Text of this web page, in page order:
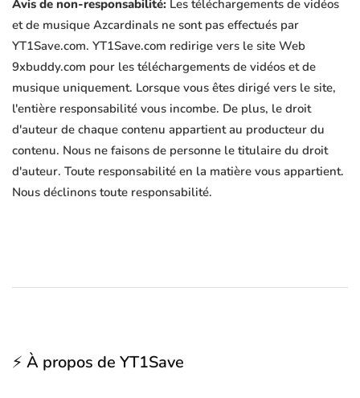
Avis de non-responsabilité: Les téléchargements de vidéos
et de musique Azcardinals ne sont pas effectués par
YT1Save.com. YT1Save.com redirige vers le site Web
9xbuddy.com pour les téléchargements de vidéos et de
musique uniquement. Lorsque vous êtes dirigé vers le site,
l'entière responsabilité vous incombe. De plus, le droit
d'auteur de chaque contenu appartient au producteur du
contenu. Nous ne faisons de personne le titulaire du droit
d'auteur. Toute responsabilité en la matière vous appartient.
Nous déclinons toute responsabilité.
⚡ À propos de YT1Save